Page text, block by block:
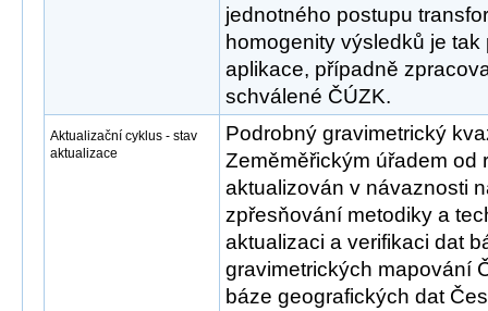
jednotného postupu
homogenity výsledků je
aplikace, případně
schválené ČÚZK.
Aktualizační cyklus - stav
aktualizace
Podrobný gravimetrický
Zeměměřickým úřadem od
aktualizován v návaznosti
zpřesňování metodiky a
aktualizaci a verifikaci dat
gravimetrických mapování
báze geografických dat